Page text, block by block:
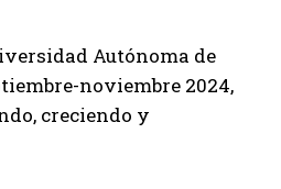
Autónoma de
noviembre 2024,
creciendo y